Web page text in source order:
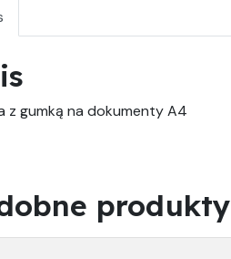
z gumką na dokumenty A4
produkty